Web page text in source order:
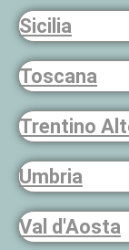
Sicilia
Toscana
Trentino
Umbria
Val d'Aosta